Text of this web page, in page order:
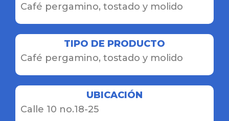
Café pergamino, tostado y molido
TIPO DE PRODUCTO
Café pergamino, tostado y molido
UBICACIÓN
Calle 10 no.18-25